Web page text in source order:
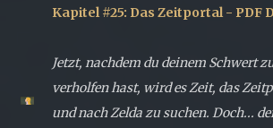
Kapitel #25: Das Zeitportal - PDF
Jetzt, nachdem du deinem Schwert
verholfen hast, wird es Zeit, das
und nach Zelda zu suchen. Doch...